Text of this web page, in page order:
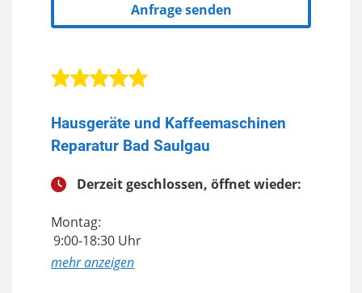
Anfrage senden
Hausgeräte und Kaffeemaschinen
Reparatur Bad Saulgau
Derzeit geschlossen, öffnet wieder:
Montag:
9:00-18:30 Uhr
anzeigen